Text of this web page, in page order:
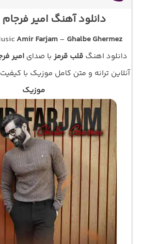
دانلود آهنگ امیر
Amir Farjam – Ghalbe Ghermez
دانلود اهنگقلب قرمز با صدایامیر
آنلاین ترانه و متن کامل موزیک با کیفیت عالی
موزیک